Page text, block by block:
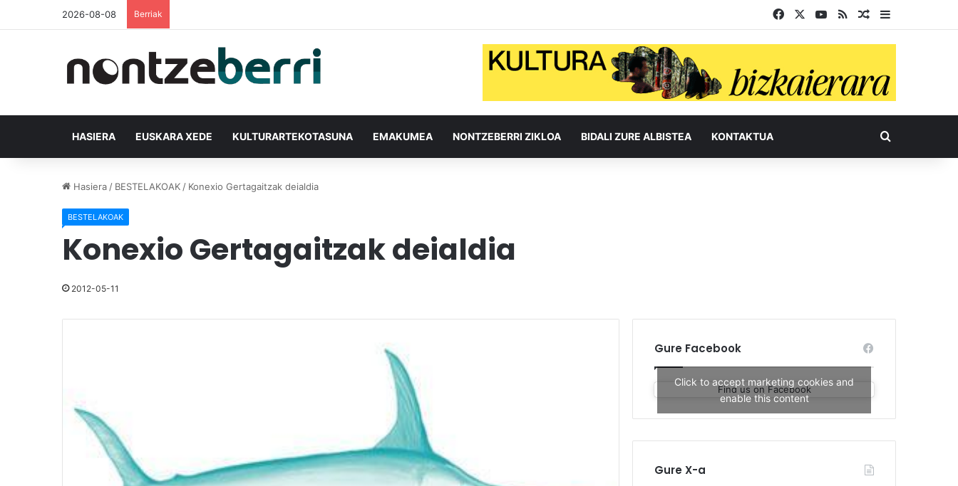
2026-08-08 Berriak Facebook YouTube
RSS Ausazko
HASIERA EUSKARA XEDE KULTURARTEKOTASUNA EMAKUMEA NONTZEBERRI ZIKLOA BIDALI ZURE ALBISTEA KONTAKTUA Bilatu
Hasiera / BESTELAKOAK / Konexio Gertagaitzak deialdia
BESTELAKOAK
Konexio Gertagaitzak deialdia
2012-05-11
Gure Facebook
Find us on Facebook
Click to accept marketing cookies and
enable this content
Gure X-a